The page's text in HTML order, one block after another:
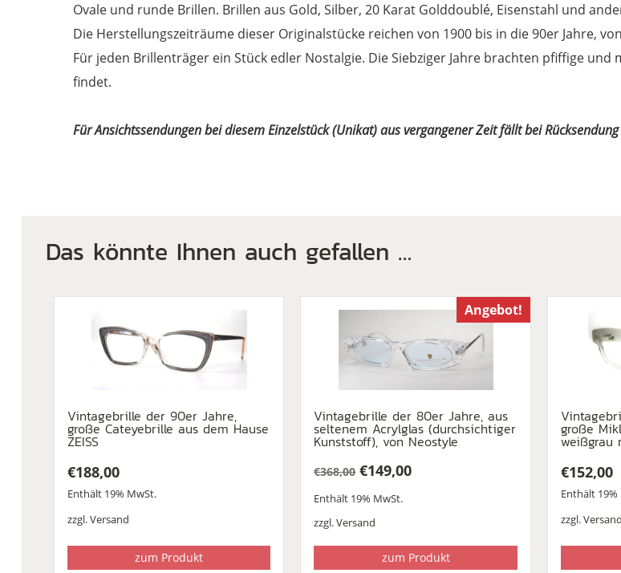
Ovale und runde Brillen. Brillen aus Gold, Silber, 20 Karat Golddoublé, Eisenstahl und
Die Herstellungszeiträume dieser Originalstücke reichen von 1900 bis in die 90er Jahre,
Für jeden Brillenträger ein Stück edler Nostalgie. Die Siebziger Jahre brachten pfiffige
findet.
Für Ansichtssendungen bei diesem Einzelstück (Unikat) aus vergangener Zeit fällt bei
Das könnte Ihnen auch gefallen …
Vintagebrille der 90er Jahre,
große Cateyebrille aus dem Hause
ZEISS
€188,00
Enthält 19% MwSt.
zzgl.Versand
zum Produkt
Angebot!
Vintagebrille der 80er Jahre, aus
seltenem Acrylglas (durchsichtiger
Kunststoff), von Neostyle
€368,00
Preis
war:
€149,00
Preis
ist:
Enthält 19% MwSt.
zzgl.Versand
zum Produkt
große
weißgrau
€152,00
Enthält 19%
zzgl.Versand